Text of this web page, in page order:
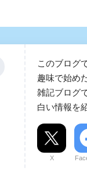
このブログ
趣味で始め
雑記ブログ
白い情報を
X